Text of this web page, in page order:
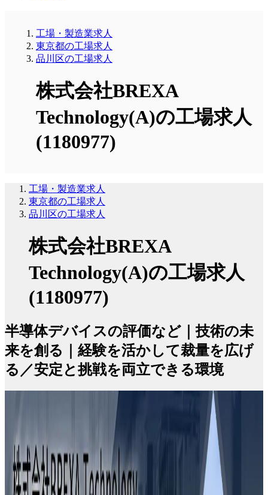
工場・製造業求人
東京都の工場求人
品川区の工場求人
株式会社BREXA
Technology(A)の工場求人
(1180977)
工場・製造業求人
東京都の工場求人
品川区の工場求人
株式会社BREXA
Technology(A)の工場求人
(1180977)
半導体デバイスの評価など｜技術の未
来を創る｜経験を活かして裁量を広げ
る／安定と挑戦を両立できる環境